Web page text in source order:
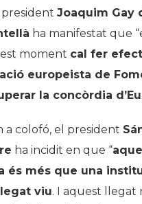
president Joaquim Gay
ha manifestat que
moment cal fer
europeista de
la concòrdia
a colofó, el president
ha incidit en que “
és més que una
viu. I aquest llegat